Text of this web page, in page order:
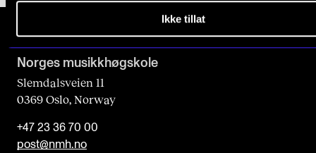
Ikke tillat
l
d
b
l
a
n
Norges musikk­høgskole
Slemdalsveien 11
0369 Oslo, Norway
+47 23 36 70 00
post@nmh.no